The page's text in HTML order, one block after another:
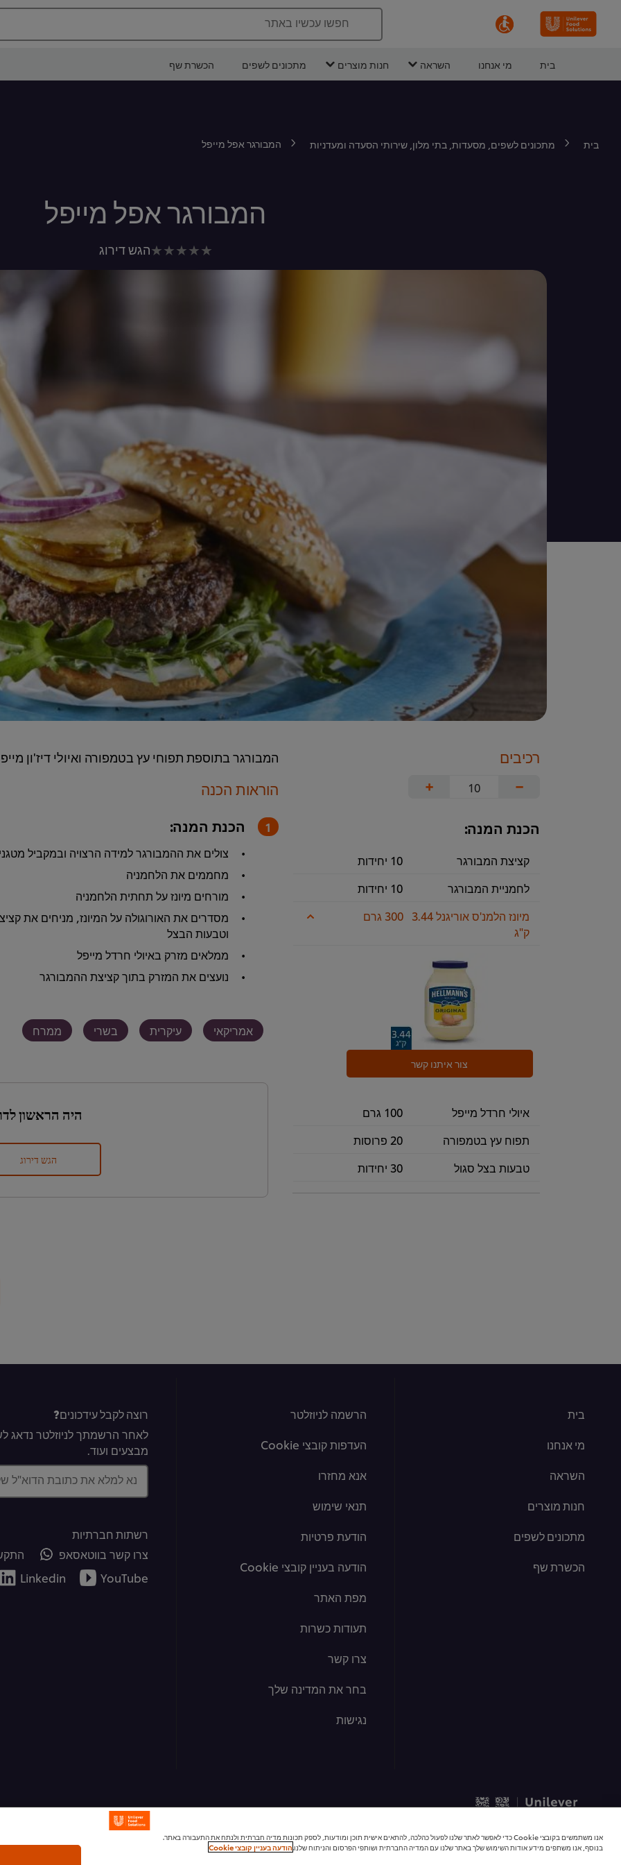
חפשו עכשיו באתר
בית מי אנחנו השראה חנות מוצרים מתכונים לשפים הכשרת שף
בית מתכונים לשפים, מסעדות, בתי מלון, שירותי הסעדה ומעדניות המבורגר אפל מייפל
המבורגר אפל מייפל
לא
נשלחו
הגש דירוג
רכיבים
−
+
הכנת המנה:
קציצת המבורגר
10 יחידות
לחמניית המבורגר
10 יחידות
מיונז הלמנ'ס אוריגנל 3.44
ק"ג
300 גרם
צור איתנו קשר
איולי חרדל מייפל
100 גרם
תפוח עץ בטמפורה
20 פרוסות
טבעות בצל סגול
30 יחידות
המבורגר בתוספת תפוחי עץ בטמפורה ואיולי דיז'ון
הוראות הכנה
הכנת המנה:
צולים את ההמבורגר למידה הרצויה ובמקביל
מחממים את הלחמניה
מורחים מיונז על תחתית הלחמניה
מסדרים את האורוגולה על המיונז, מניחים את
וטבעות הבצל
ממלאים מזרק באיולי חרדל מייפל
נועצים את המזרק בתוך קציצת ההמבורגר
אמריקאי עיקרית בשרי ממרח
היה הראשון
הגש דירוג
בית
מי אנחנו
השראה
חנות מוצרים
מתכונים לשפים
הכשרת שף
הרשמה לניוזלטר
העדפות קובצי Cookie
אנא מחזרו
תנאי שימוש
הודעת פרטיות
הודעה בעניין קובצי Cookie
מפת האתר
תעודות כשרות
צרו קשר
בחר את המדינה שלך
נגישות
רוצה לקבל עידכונים?
לאחר הרשמתך לניוזלטר נדאג
מבצעים ועוד.
נא למלא את כתובת הדוא"ל
רשתות חברתיות
צרו קשר בווטאסאפ
YouTube
Linkedin
אנו משתמשים בקובצי Cookie כדי לאפשר לאתר שלנו לפעול כהלכה, להתאים אישית תוכן ומודעות, לספק תכונות מדיה חברתית ולנתח את התעבורה באתר.
בנוסף, אנו משתפים מידע אודות השימוש שלך באתר שלנו עם המדיה החברתית ושותפי הפרסום והניתוח שלנו.הודעה בעניין קובצי Cookie